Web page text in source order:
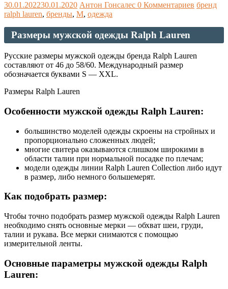
30.01.202230.01.2020 Антон Гонсалес 0 Комментариев бренд
ralph lauren, бренды, М, одежда
Размеры мужской одежды Ralph Lauren
Русские размеры мужской одежды бренда Ralph Lauren
составляют от 46 до 58/60. Международный размер
обозначается буквами S — XXL.
Размеры Ralph Lauren
Особенности мужской одежды Ralph Lauren:
большинство моделей одежды скроены на стройных и
пропорционально сложенных людей;
многие свитера оказываются слишком широкими в
области талии при нормальной посадке по плечам;
модели одежды линии Ralph Lauren Collection либо идут
в размер, либо немного большемерят.
Как подобрать размер:
Чтобы точно подобрать размер мужской одежды Ralph Lauren
необходимо снять основные мерки — обхват шеи, груди,
талии и рукава. Все мерки снимаются с помощью
измерительной ленты.
Основные параметры мужской одежды Ralph
Lauren: